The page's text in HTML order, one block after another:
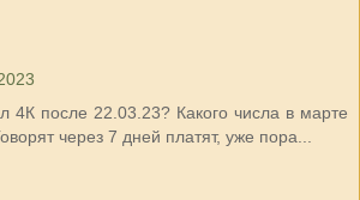
4К после 22.03.23? Какого числа в марте
через 7 дней платят, уже пора...